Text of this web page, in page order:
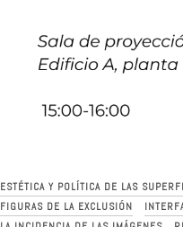
ESTÉTICA Y POLÍTICA DE LAS
FIGURAS DE LA EXCLUSIÓN